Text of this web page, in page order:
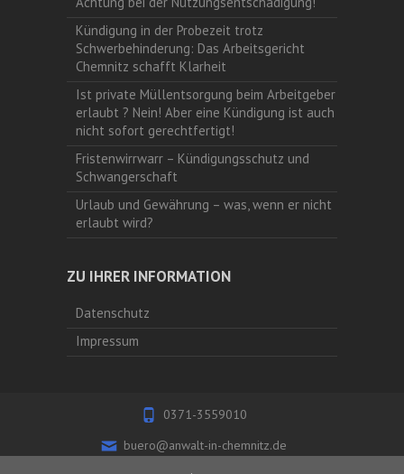
Kündigung in der Probezeit trotz
Schwerbehinderung: Das Arbeitsgericht
Chemnitz schafft Klarheit
Ist private Müllentsorgung beim Arbeitgeber
erlaubt ? Nein! Aber eine Kündigung ist auch
nicht sofort gerechtfertigt!
Fristenwirrwarr – Kündigungsschutz und
Schwangerschaft
Urlaub und Gewährung – was, wenn er nicht
erlaubt wird?
ZU IHRER INFORMATION
Datenschutz
Impressum
0371-3559010
buero@anwalt-in-chemnitz.de